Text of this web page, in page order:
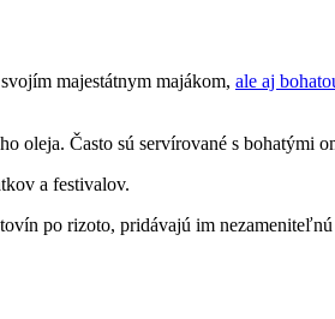
majestátnym majákom, ale aj
oleja. Často sú servírované s bohatými
a festivalov.
po rizoto, pridávajú im